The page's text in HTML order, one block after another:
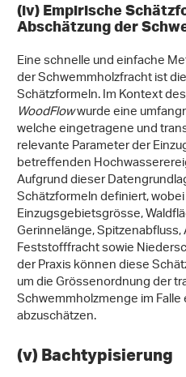
(iv) Empirische
Abschätzung der
Eine schnelle und einfache
der Schwemmholzfracht ist
Schätzformeln. Im Kontext
WoodFlowwurde eine
welche eingetragene und
relevante Parameter der
betreffenden
Aufgrund dieser
Schätzformeln definiert,
Einzugsgebietsgrösse,
Gerinnelänge,
Feststofffracht sowie
der Praxis können diese
um die Grössenordnung der
Schwemmholzmenge im
abzuschätzen.
(v) Bachtypisierung